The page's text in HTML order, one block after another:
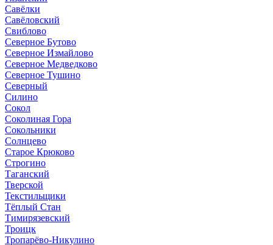
Савёлки
Савёловский
Свиблово
Северное Бутово
Северное Измайлово
Северное Медведково
Северное Тушино
Северный
Силино
Сокол
Соколиная Гора
Сокольники
Солнцево
Старое Крюково
Строгино
Таганский
Тверской
Текстильщики
Тёплый Стан
Тимирязевский
Троицк
Тропарёво-Никулино